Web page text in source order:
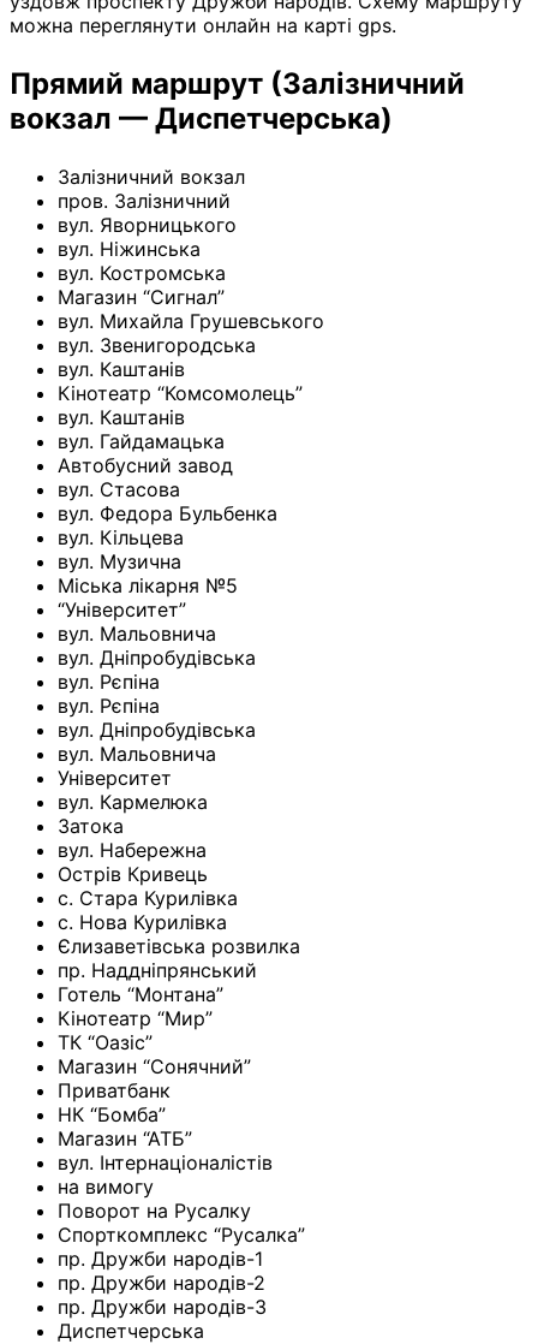
можна переглянути онлайн на карті gps.
Прямий маршрут (Залізничний
вокзал — Диспетчерська)
Залізничний вокзал
пров. Залізничний
вул. Яворницького
вул. Ніжинська
вул. Костромська
Магазин “Сигнал”
вул. Михайла Грушевського
вул. Звенигородська
вул. Каштанів
Кінотеатр “Комсомолець”
вул. Каштанів
вул. Гайдамацька
Автобусний завод
вул. Стасова
вул. Федора Бульбенка
вул. Кільцева
вул. Музична
Міська лікарня №5
“Університет”
вул. Мальовнича
вул. Дніпробудівська
вул. Рєпіна
вул. Рєпіна
вул. Дніпробудівська
вул. Мальовнича
Університет
вул. Кармелюка
Затока
вул. Набережна
Острів Кривець
с. Стара Курилівка
с. Нова Курилівка
Єлизаветівська розвилка
пр. Наддніпрянський
Готель “Монтана”
Кінотеатр “Мир”
ТК “Оазіс”
Магазин “Сонячний”
Приватбанк
НК “Бомба”
Магазин “АТБ”
вул. Інтернаціоналістів
на вимогу
Поворот на Русалку
Спорткомплекс “Русалка”
пр. Дружби народів-1
пр. Дружби народів-2
пр. Дружби народів-3
Диспетчерська